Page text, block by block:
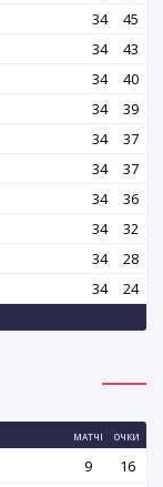
34
45
34
43
34
40
34
39
34
37
34
37
34
36
34
32
34
28
34 24
МАТЧІ ОЧКИ
9
16